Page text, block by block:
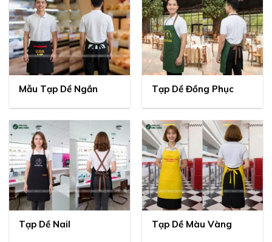
Mẫu Tạp Dề Ngắn Tạp Dề Đồng Phục
Tạp Dề Nail Tạp Dề Màu Vàng